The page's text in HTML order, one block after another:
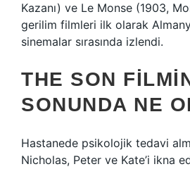
Kazanı) ve Le Monse (1903,
gerilim filmleri ilk olarak
sinemalar sırasında izlendi.
THE SON
SONUNDA NE
Hastanede psikolojik tedavi
Nicholas, Peter ve Kate’i ikna